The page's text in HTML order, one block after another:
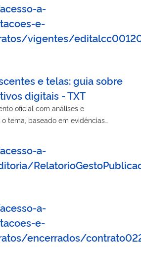
a-
e-
vigentes/
e telas: guia sobre
digitais - TXT
oficial com análises e
tema, baseado em evidências
a-
a-
e-
encerrados/